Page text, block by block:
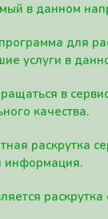
в данном
для
услуги в
в
качества.
раскрутка
информация.